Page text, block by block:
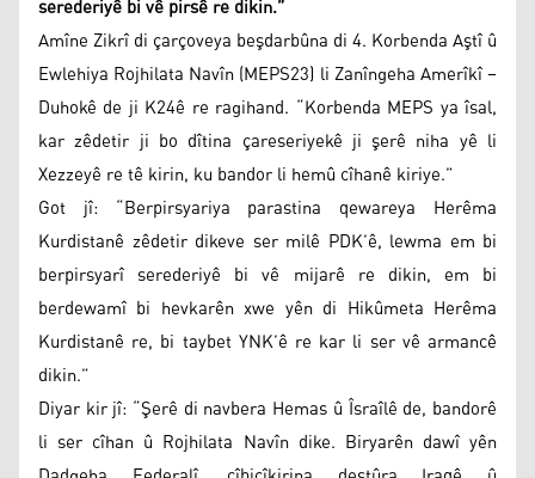
serederiyê bi vê pirsê re dikin.”
Amîne Zikrî di çarçoveya beşdarbûna di 4. Korbenda Aştî û
Ewlehiya Rojhilata Navîn (MEPS23) li Zanîngeha Amerîkî –
Duhokê de ji K24ê re ragihand. “Korbenda MEPS ya îsal,
kar zêdetir ji bo dîtina çareseriyekê ji şerê niha yê li
Xezzeyê re tê kirin, ku bandor li hemû cîhanê kiriye.”
Got jî: “Berpirsyariya parastina qewareya Herêma
Kurdistanê zêdetir dikeve ser milê PDK’ê, lewma em bi
berpirsyarî serederiyê bi vê mijarê re dikin, em bi
berdewamî bi hevkarên xwe yên di Hikûmeta Herêma
Kurdistanê re, bi taybet YNK’ê re kar li ser vê armancê
dikin.”
Diyar kir jî: “Şerê di navbera Hemas û Îsraîlê de, bandorê
li ser cîhan û Rojhilata Navîn dike. Biryarên dawî yên